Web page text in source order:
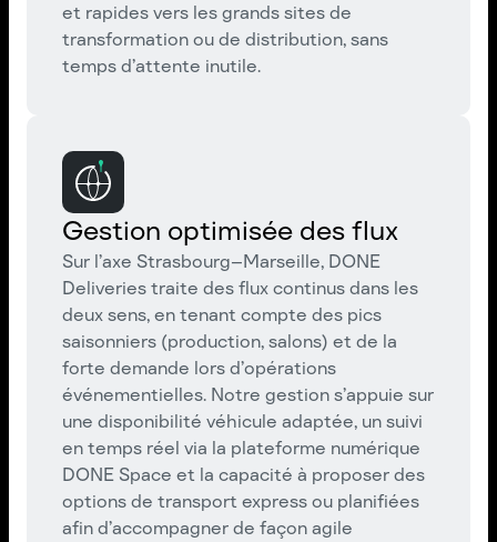
et rapides vers les grands sites de
transformation ou de distribution, sans
temps d’attente inutile.
Gestion optimisée des flux
Sur l’axe Strasbourg–Marseille, DONE
Deliveries traite des flux continus dans les
deux sens, en tenant compte des pics
saisonniers (production, salons) et de la
forte demande lors d’opérations
événementielles. Notre gestion s’appuie sur
une disponibilité véhicule adaptée, un suivi
en temps réel via la plateforme numérique
DONE Space et la capacité à proposer des
options de transport express ou planifiées
afin d’accompagner de façon agile